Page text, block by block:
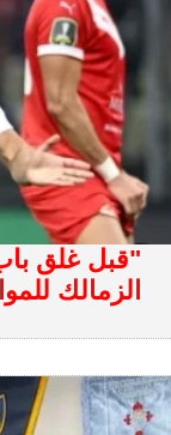
"قبل غلق
الزمالك